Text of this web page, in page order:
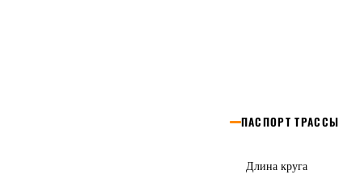
ПАСПОРТ ТРАССЫ
Длина круга